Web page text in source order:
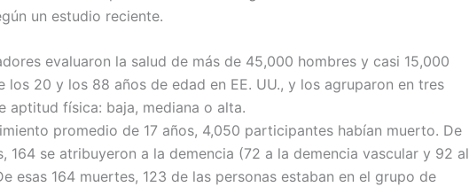
un estudio reciente.
evaluaron la salud de más de 45,000 hombres y casi 15,000
los 20 y los 88 años de edad en EE. UU., y los agruparon en tres
aptitud física: baja, mediana o alta.
promedio de 17 años, 4,050 participantes habían muerto. De
164 se atribuyeron a la demencia (72 a la demencia vascular y 92 al
esas 164 muertes, 123 de las personas estaban en el grupo de